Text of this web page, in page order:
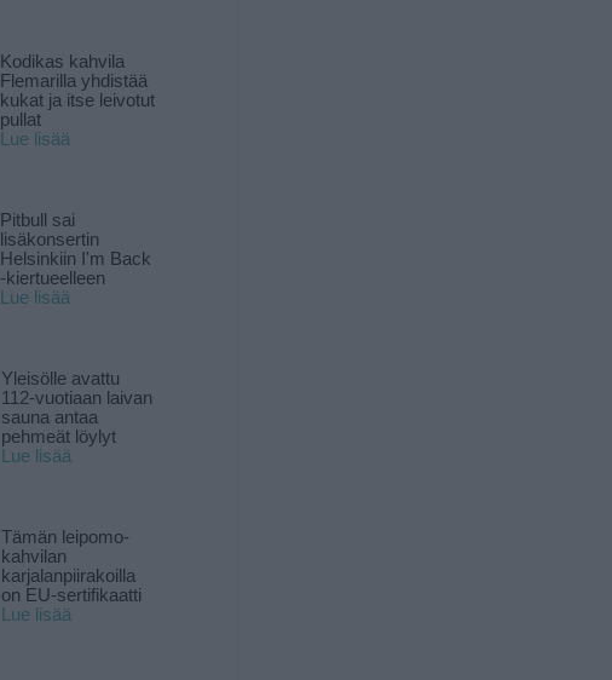
Kodikas kahvila
Flemarilla yhdistää
kukat ja itse leivotut
pullat
Lue lisää
Pitbull sai
lisäkonsertin
Helsinkiin I'm Back
-kiertueelleen
Lue lisää
Yleisölle avattu
112-vuotiaan laivan
sauna antaa
pehmeät löylyt
Lue lisää
Tämän leipomo-
kahvilan
karjalanpiirakoilla
on EU-sertifikaatti
Lue lisää